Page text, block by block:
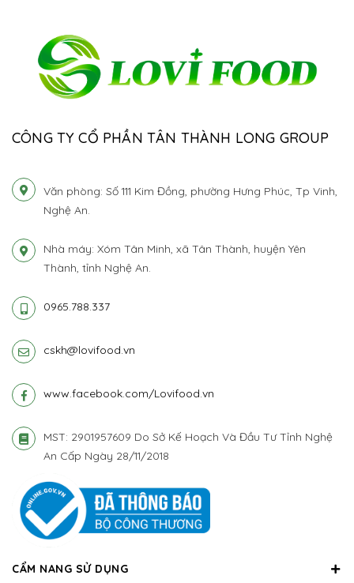
CÔNG TY CỔ PHẦN TÂN THÀNH LONG GROUP
Văn phòng: Số 111 Kim Đồng, phường Hưng Phúc, Tp Vinh,
Nghệ An.
Nhà máy: Xóm Tân Minh, xã Tân Thành, huyện Yên
Thành, tỉnh Nghệ An.
0965.788.337
cskh@lovifood.vn
www.facebook.com/Lovifood.vn
MST: 2901957609 Do Sở Kế Hoạch Và Đầu Tư Tỉnh Nghệ
An Cấp Ngày 28/11/2018
CẨM NANG SỬ DỤNG